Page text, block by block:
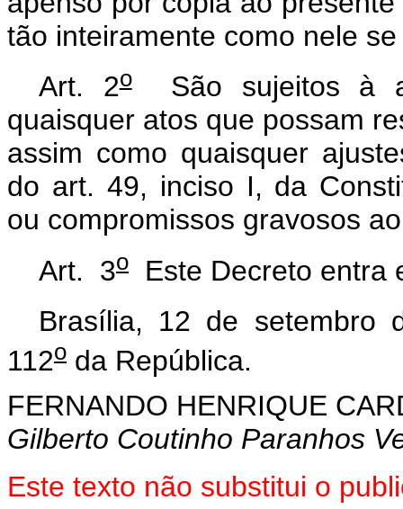
tão inteiramente como nele
Art. 2oSão sujeitos à
quaisquer atos que possam
assim como quaisquer
do art. 49, inciso I, da
ou compromissos gravosos
Art. 3o Este Decreto entra
Brasília, 12 de setembro
112o da República.
FERNANDO HENRIQUE
Gilberto Coutinho Paranhos
Este texto não substitui o